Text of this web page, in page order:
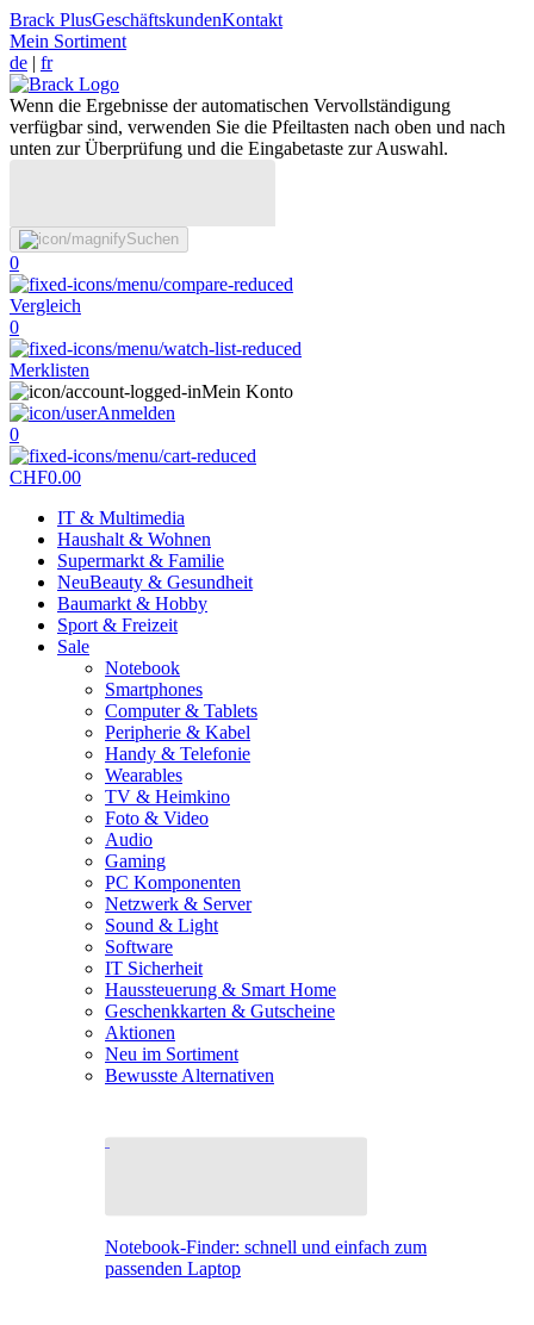
Brack PlusGeschäftskundenKontakt
Mein Sortiment
de | fr
Wenn die Ergebnisse der automatischen Vervollständigung
verfügbar sind, verwenden Sie die Pfeiltasten nach oben und nach
unten zur Überprüfung und die Eingabetaste zur Auswahl.
Suchen
0
Vergleich
0
Merklisten
Mein Konto
Anmelden
0
CHF0.00
IT & Multimedia
Haushalt & Wohnen
Supermarkt & Familie
NeuBeauty & Gesundheit
Baumarkt & Hobby
Sport & Freizeit
Sale
Notebook
Smartphones
Computer & Tablets
Peripherie & Kabel
Handy & Telefonie
Wearables
TV & Heimkino
Foto & Video
Audio
Gaming
PC Komponenten
Netzwerk & Server
Sound & Light
Software
IT Sicherheit
Haussteuerung & Smart Home
Geschenkkarten & Gutscheine
Aktionen
Neu im Sortiment
Bewusste Alternativen
Notebook-Finder: schnell und einfach zum
passenden Laptop